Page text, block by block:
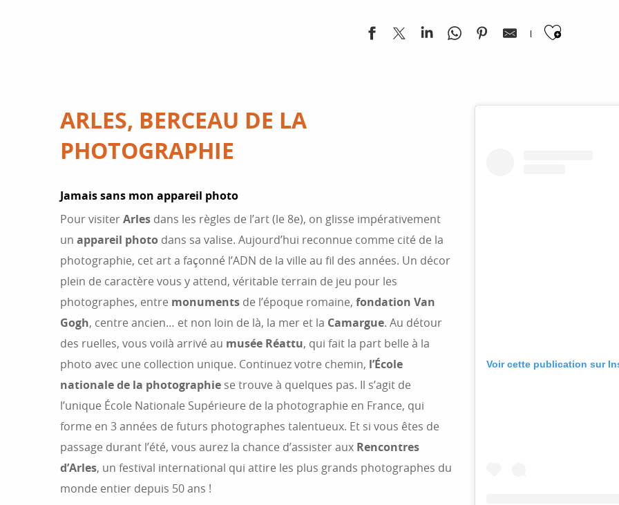
ARLES, BERCEAU DE LA
PHOTOGRAPHIE
Jamais sans mon appareil photo
Pour visiterArles dans les règles de l’art (le 8e), on glisse impérativement
un appareil photo dans sa valise. Aujourd’hui reconnue comme cité de la
photographie, cet art a façonné l’ADN de la ville au fil des années. Un décor
plein de caractère vous y attend, véritable terrain de jeu pour les
photographes, entre monuments de l’époque romaine, fondation Van
Gogh, centre ancien… et non loin de là, la mer et la Camargue. Au détour
des ruelles, vous voilà arrivé au musée Réattu, qui fait la part belle à la
photo avec une collection unique. Continuez votre chemin, l’École
nationale de la photographie se trouve à quelques pas. Il s’agit de
l’unique École Nationale Supérieure de la photographie en France, qui
forme en 3 années de futurs photographes talentueux. Et si vous êtes de
passage durant l’été, vous aurez la chance d’assister aux Rencontres
d’Arles, un festival international qui attire les plus grands photographes du
monde entier depuis 50 ans !
Voir cette publication sur